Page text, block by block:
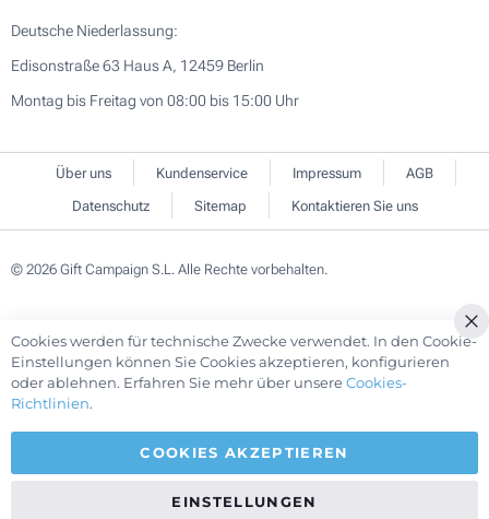
Deutsche Niederlassung:
Edisonstraße 63 Haus A, 12459 Berlin
Montag bis Freitag von 08:00 bis 15:00 Uhr
Über uns Kundenservice Impressum
AGB
Datenschutz
Sitemap Kontaktieren Sie uns
© 2026 Gift Campaign S.L. Alle Rechte vorbehalten.
Cookies werden für technische Zwecke verwendet. In den Cookie-
Einstellungen können Sie Cookies akzeptieren, konfigurieren
oder ablehnen. Erfahren Sie mehr über unsereCookies-
Richtlinien.
COOKIES AKZEPTIEREN
EINSTELLUNGEN